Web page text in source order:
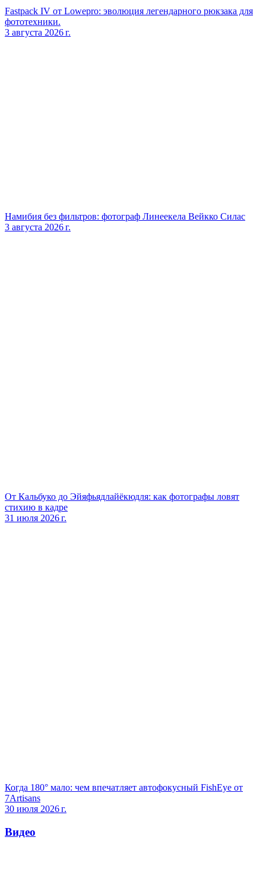
Fastpack IV от Lowepro: эволюция легендарного рюкзака для
фототехники.
3 августа 2026 г.
Намибия без фильтров: фотограф Линеекела Вейкко Силас
3 августа 2026 г.
От Кальбуко до Эйяфьядлайёкюдля: как фотографы ловят
стихию в кадре
31 июля 2026 г.
Когда 180° мало: чем впечатляет автофокусный FishEye от
7Artisans
30 июля 2026 г.
Видео